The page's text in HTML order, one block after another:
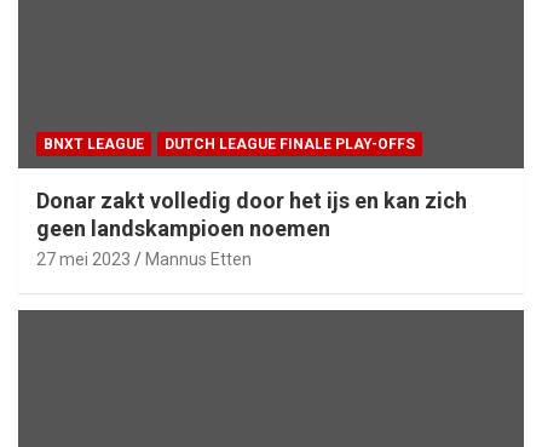
BNXT LEAGUE DUTCH LEAGUE FINALE PLAY-OFFS
Donar zakt volledig door het ijs en kan zich
geen landskampioen noemen
27 mei 2023 Mannus Etten